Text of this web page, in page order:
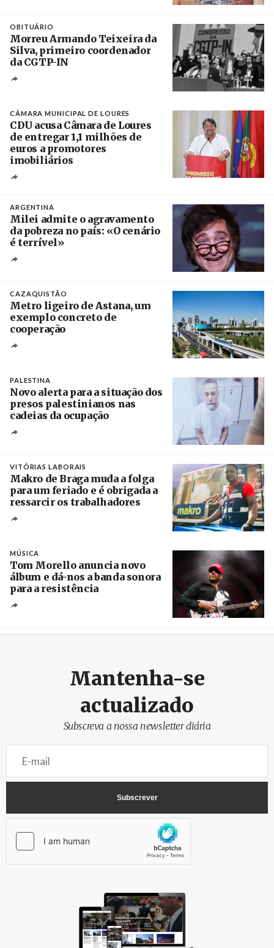
OBITUÁRIO
Morreu Armando Teixeira da
Silva, primeiro coordenador
da CGTP-IN
CÂMARA MUNICIPAL DE LOURES
CDU acusa Câmara de Loures
de entregar 1,1 milhões de
euros a promotores
imobiliários
ARGENTINA
Milei admite o agravamento
da pobreza no país: «O cenário
é terrível»
CAZAQUISTÃO
Metro ligeiro de Astana, um
exemplo concreto de
cooperação
PALESTINA
Novo alerta para a situação dos
presos palestinianos nas
cadeias da ocupação
VITÓRIAS LABORAIS
Makro de Braga muda a folga
para um feriado e é obrigada a
ressarcir os trabalhadores
MÚSICA
Tom Morello anuncia novo
álbum e dá-nos a banda sonora
para a resistência
Mantenha-se
actualizado
Subscreva a nossa newsletter diária